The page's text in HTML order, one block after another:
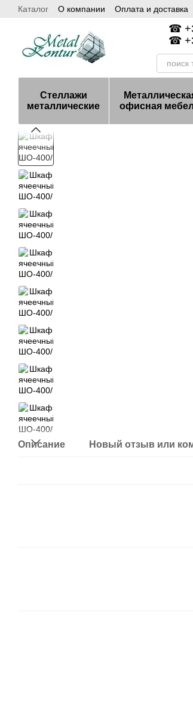
Перейти к основному контенту
Каталог О компании Оплата и доставка
☎
☎
Стеллажи
металлические
офисная
Описание Новый отзыв или